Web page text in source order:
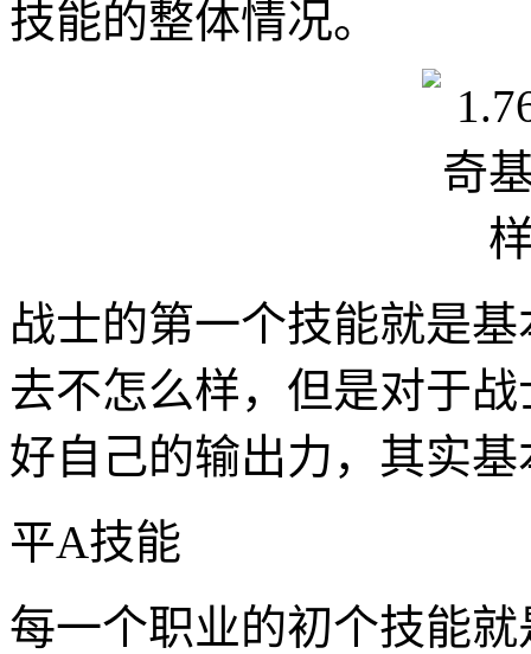
技能的整体情况。
战士的第一个技能就是
去不怎么样，但是对于
好自己的输出力，其实
平A技能
每一个职业的初个技能